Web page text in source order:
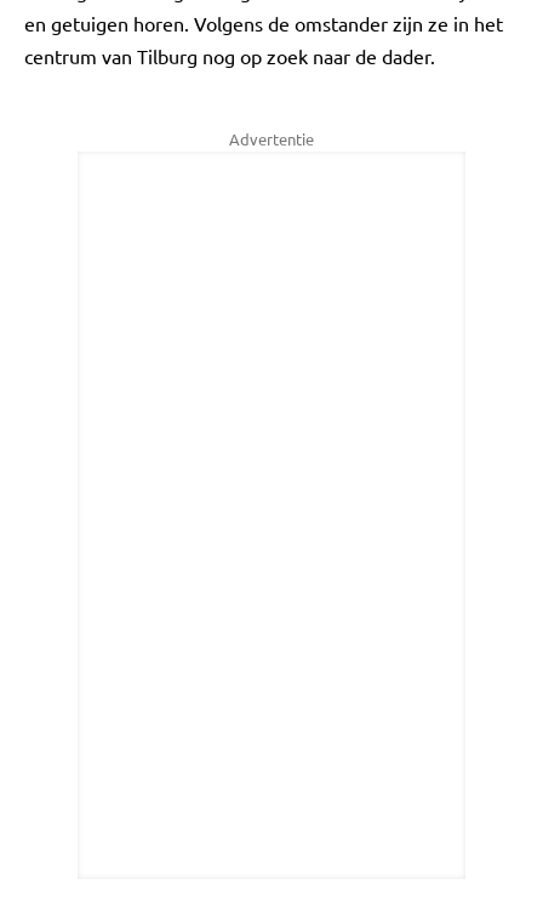
en getuigen horen. Volgens de omstander zijn ze in het
centrum van Tilburg nog op zoek naar de dader.
Advertentie